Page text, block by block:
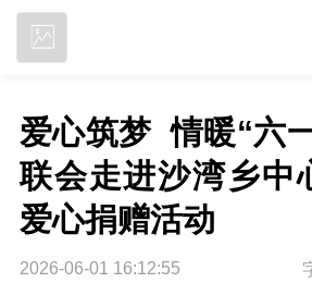
爱心筑梦  情暖“
联会走进沙湾乡中
爱心捐赠活动
2026-06-01 16:12:55